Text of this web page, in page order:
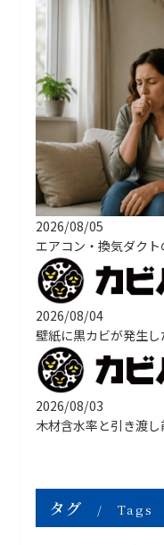
2026/08/05
エアコン・換気ダク
2026/08/04
2026/08/03
タグ Tags